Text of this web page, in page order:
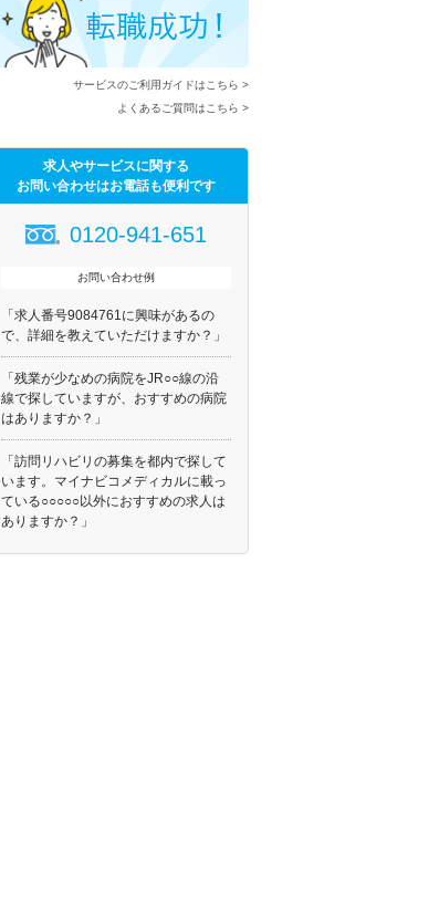
サービスのご利用ガイドはこちら >
よくあるご質問はこちら >
求人やサービスに関する
お問い合わせはお電話も便利です
0120-941-651
お問い合わせ例
「求人番号9084761に興味があるの
で、詳細を教えていただけますか？」
「残業が少なめの病院をJR○○線の沿
線で探していますが、おすすめの病院
はありますか？」
「訪問リハビリの募集を都内で探して
います。マイナビコメディカルに載っ
ている○○○○○以外におすすめの求人は
ありますか？」